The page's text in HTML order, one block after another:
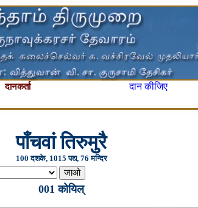
दानकर्ता दान कीजिए
पाँचवां तिरुमुरै
100 दशके, 1015 पद्य, 76 मन्दिर
001 कोयिल्